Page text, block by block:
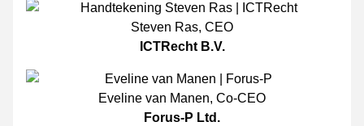
Steven Ras, CEO
ICTRecht B.V.
Eveline van Manen, Co-CEO
Forus-P Ltd.